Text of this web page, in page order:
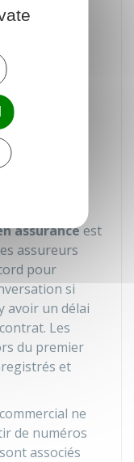
données de
peut
jusqu'à
doit
se voir
jusqu'à
joindre en
assuranceest
assureurs
pour
si
avoir un délai
Les
du premier
et
ne
de numéros
associés